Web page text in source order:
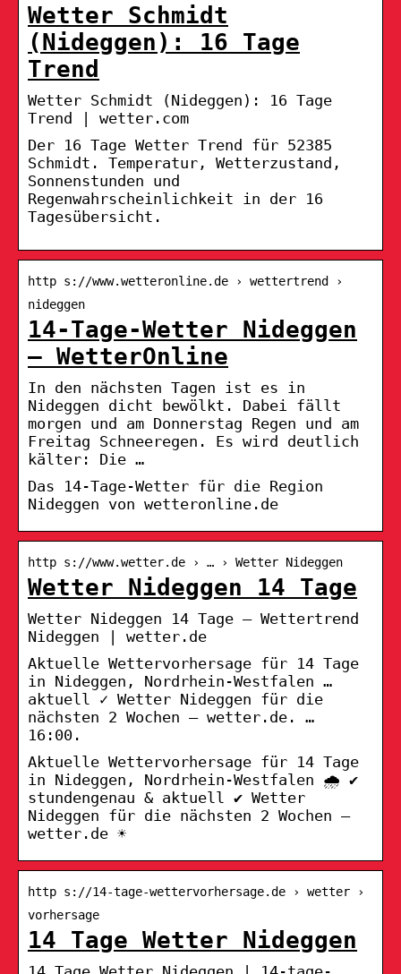
Wetter Schmidt
(Nideggen): 16 Tage
Trend
Wetter Schmidt (Nideggen): 16 Tage
Trend | wetter.com
Der 16 Tage Wetter Trend für 52385
Schmidt. Temperatur, Wetterzustand,
Sonnenstunden und
Regenwahrscheinlichkeit in der 16
Tagesübersicht.
http s://www.wetteronline.de › wettertrend ›
nideggen
14-Tage-Wetter Nideggen
– WetterOnline
In den nächsten Tagen ist es in
Nideggen dicht bewölkt. Dabei fällt
morgen und am Donnerstag Regen und am
Freitag Schneeregen. Es wird deutlich
kälter: Die …
Das 14-Tage-Wetter für die Region
Nideggen von wetteronline.de
http s://www.wetter.de › … › Wetter Nideggen
Wetter Nideggen 14 Tage
Wetter Nideggen 14 Tage – Wettertrend
Nideggen | wetter.de
Aktuelle Wettervorhersage für 14 Tage
in Nideggen, Nordrhein-Westfalen …
aktuell ✓ Wetter Nideggen für die
nächsten 2 Wochen – wetter.de. …
16:00.
Aktuelle Wettervorhersage für 14 Tage
in Nideggen, Nordrhein-Westfalen 🌧️ ✔
stundengenau & aktuell ✔ Wetter
Nideggen für die nächsten 2 Wochen –
wetter.de ☀
http s://14-tage-wettervorhersage.de › wetter ›
vorhersage
14 Tage Wetter Nideggen